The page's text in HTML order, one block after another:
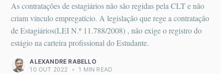
As contratações de estagiários não são regidas pela CLT e não
criam vínculo empregatício. A legislação que rege a contratação
de Estagiários(LEI N.º 11.788/2008) , não exige o registro do
estágio na carteira profissional do Estudante.
ALEXANDRE RABELLO
10 OUT 2022 • 1 MIN READ